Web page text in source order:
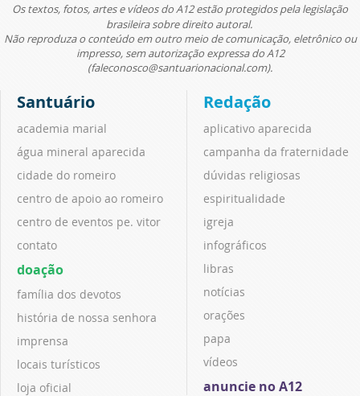
Os textos, fotos, artes e vídeos do A12 estão protegidos pela legislação
brasileira sobre direito autoral.
Não reproduza o conteúdo em outro meio de comunicação, eletrônico ou
impresso, sem autorização expressa do A12
(faleconosco@santuarionacional.com).
Santuário
academia marial
água mineral aparecida
cidade do romeiro
centro de apoio ao romeiro
centro de eventos pe. vitor
contato
doação
família dos devotos
história de nossa senhora
imprensa
locais turísticos
loja oficial
Redação
aplicativo aparecida
campanha da fraternidade
dúvidas religiosas
espiritualidade
igreja
infográficos
libras
notícias
orações
papa
vídeos
anuncie no A12